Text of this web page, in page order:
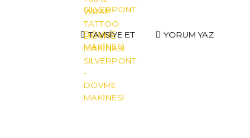
TAVSİYE ET YORUM YAZ